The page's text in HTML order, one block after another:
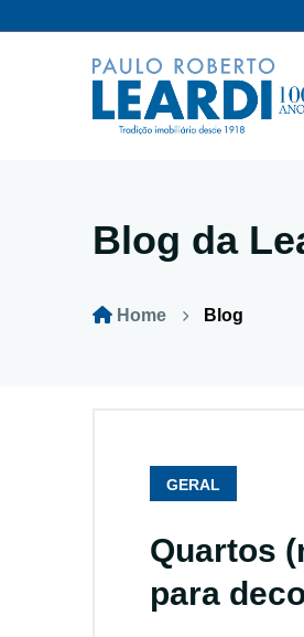
Blog da
Home Blog
GERAL
Quartos
para